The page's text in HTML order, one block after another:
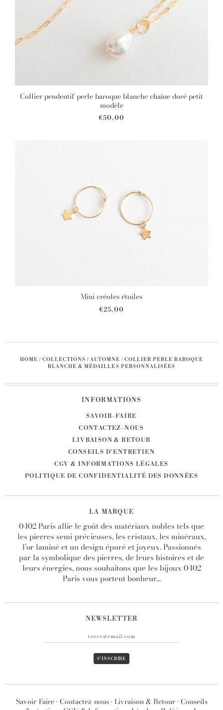
Collier pendentif perle baroque blanche chaîne doré petit
modèle
€50,00
Mini créoles étoiles
€25,00
HOME / COLLECTIONS / AUTOMNE / COLLIER PERLE BAROQUE
BLANCHE & MÉDAILLES PERSONNALISÉES
INFORMATIONS
SAVOIR-FAIRE
CONTACTEZ-NOUS
LIVRAISON & RETOUR
CONSEILS D'ENTRETIEN
CGV & INFORMATIONS LÉGALES
POLITIQUE DE CONFIDENTIALITÉ DES DONNÉES
LA MARQUE
0402 Paris allie le goût des matériaux nobles tels que
les pierres semi-précieuses, les cristaux, les minéraux,
l’or laminé et un design épuré et joyeux. Passionnés
par la symbolique des pierres, de leurs histoires et de
leurs énergies, nous souhaitons que les bijoux 0402
Paris vous portent bonheur...
NEWSLETTER
Savoir-Faire•Contactez-nous•Livraison & Retour•Conseils